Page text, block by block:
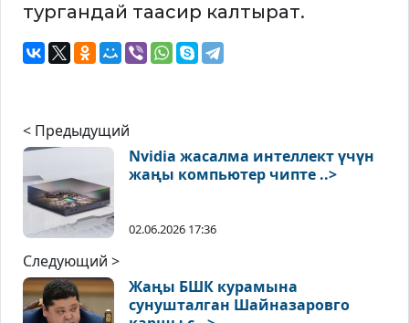
тургандай таасир калтырат.
< Предыдущий
Nvidia жасалма интеллект үчүн
жаңы компьютер чипте ..>
02.06.2026 17:36
Следующий >
Жаңы БШК курамына
сунушталган Шайназаровго